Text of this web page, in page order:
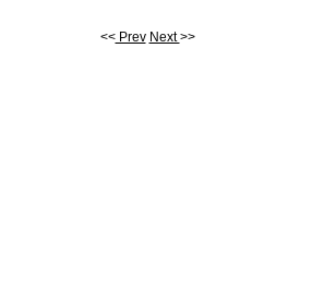
<<Prev Next>>